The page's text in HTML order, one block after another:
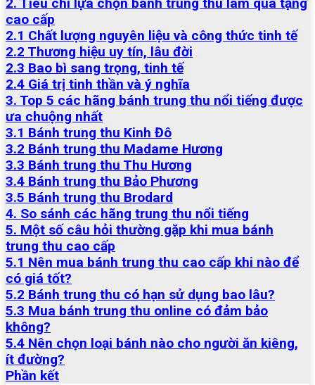
2. Tiêu chí lựa chọn bánh trung thu làm quà tặng
cao cấp
2.1 Chất lượng nguyên liệu và công thức tinh tế
2.2 Thương hiệu uy tín, lâu đời
2.3 Bao bì sang trọng, tinh tế
2.4 Giá trị tinh thần và ý nghĩa
3. Top 5 các hãng bánh trung thu nổi tiếng được
ưa chuộng nhất
3.1 Bánh trung thu Kinh Đô
3.2 Bánh trung thu Madame Hương
3.3 Bánh trung thu Thu Hương
3.4 Bánh trung thu Bảo Phương
3.5 Bánh trung thu Brodard
4. So sánh các hãng trung thu nổi tiếng
5. Một số câu hỏi thường gặp khi mua bánh
trung thu cao cấp
5.1 Nên mua bánh trung thu cao cấp khi nào để
có giá tốt?
5.2 Bánh trung thu có hạn sử dụng bao lâu?
5.3 Mua bánh trung thu online có đảm bảo
không?
5.4 Nên chọn loại bánh nào cho người ăn kiêng,
ít đường?
Phần kết